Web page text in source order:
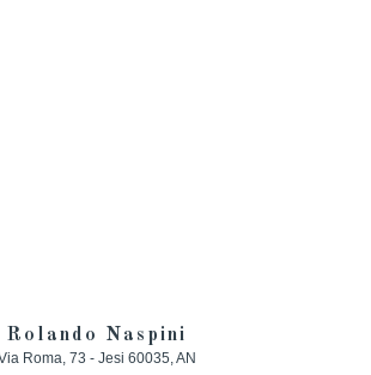
Rolando Naspini
Roma, 73 - Jesi 60035,AN